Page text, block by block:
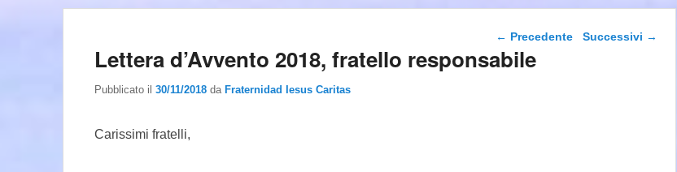
Navigazione articolo
← Precedente Successivi →
Lettera d’Avvento 2018, fratello responsabile
Pubblicato il 30/11/2018 da Fraternidad Iesus Caritas
Carissimi fratelli,